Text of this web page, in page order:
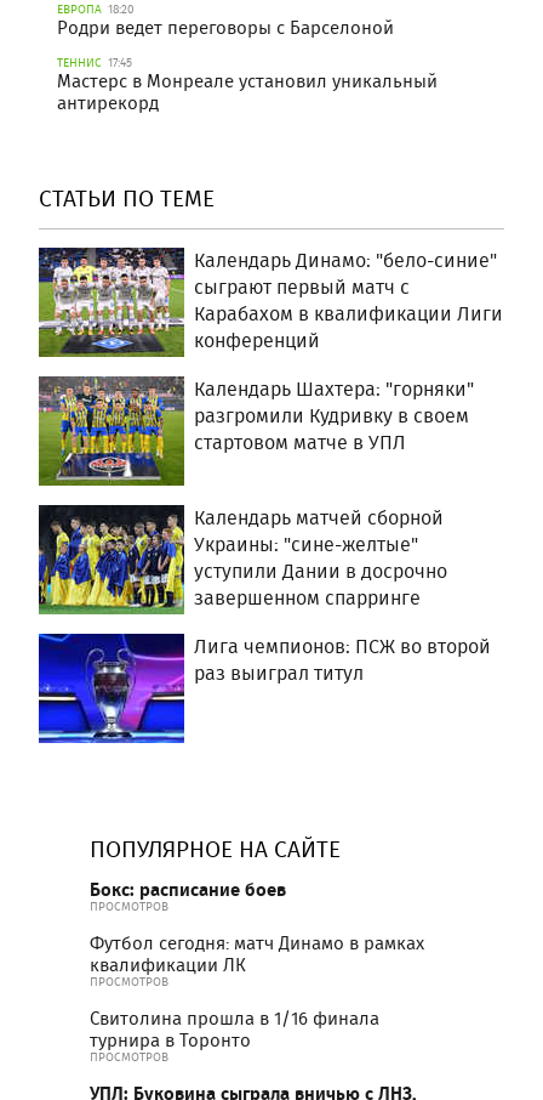
ЕВРОПА 18:20
Родри ведет переговоры с Барселоной
ТЕННИС 17:45
Мастерс в Монреале установил уникальный
антирекорд
СТАТЬИ ПО ТЕМЕ
Календарь Динамо: "бело-синие"
сыграют первый матч с
Карабахом в квалификации Лиги
конференций
Календарь Шахтера: "горняки"
разгромили Кудривку в своем
стартовом матче в УПЛ
Календарь матчей сборной
Украины: "сине-желтые"
уступили Дании в досрочно
завершенном спарринге
Лига чемпионов: ПСЖ во второй
раз выиграл титул
ПОПУЛЯРНОЕ НА САЙТЕ
Бокс: расписание боев
ПРОСМОТРОВ
Футбол сегодня: матч Динамо в рамках
квалификации ЛК
ПРОСМОТРОВ
Свитолина прошла в 1/16 финала
турнира в Торонто
ПРОСМОТРОВ
УПЛ: Буковина сыграла вничью с ЛНЗ,